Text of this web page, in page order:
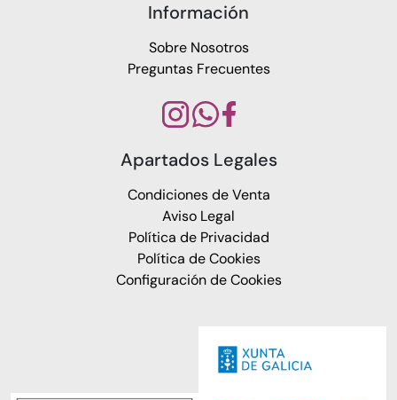
Información
Sobre Nosotros
Preguntas Frecuentes
Apartados Legales
Condiciones de Venta
Aviso Legal
Política de Privacidad
Política de Cookies
Configuración de Cookies